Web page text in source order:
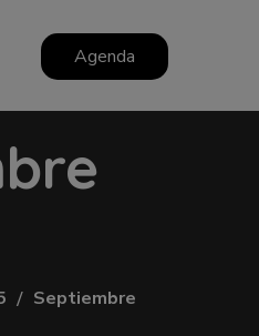
Agenda
Septiembre